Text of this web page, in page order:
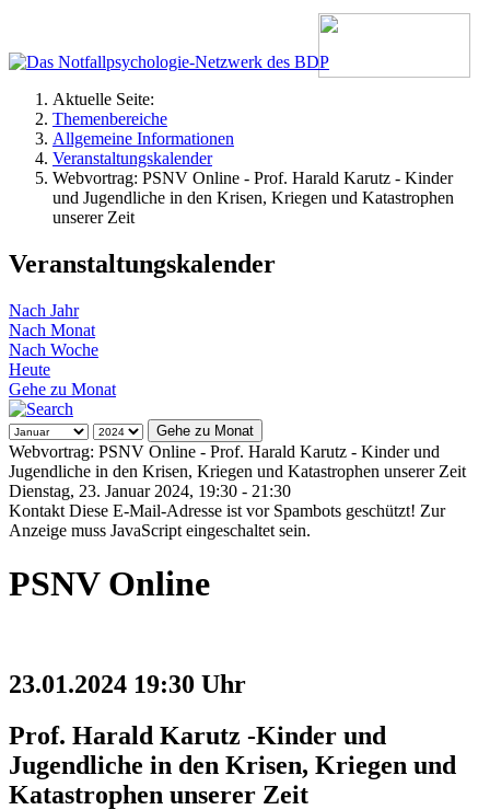
Aktuelle Seite:
Themenbereiche
Allgemeine Informationen
Veranstaltungskalender
Webvortrag: PSNV Online - Prof. Harald Karutz - Kinder
und Jugendliche in den Krisen, Kriegen und Katastrophen
unserer Zeit
Veranstaltungskalender
Nach Jahr
Nach Monat
Nach Woche
Heute
Gehe zu Monat
Gehe zu Monat
Webvortrag: PSNV Online - Prof. Harald Karutz - Kinder und
Jugendliche in den Krisen, Kriegen und Katastrophen unserer Zeit
Dienstag, 23. Januar 2024, 19:30 - 21:30
Kontakt Diese E-Mail-Adresse ist vor Spambots geschützt! Zur
Anzeige muss JavaScript eingeschaltet sein.
PSNV Online
23.01.2024 19:30 Uhr
Prof. Harald Karutz -Kinder und
Jugendliche in den Krisen, Kriegen und
Katastrophen unserer Zeit